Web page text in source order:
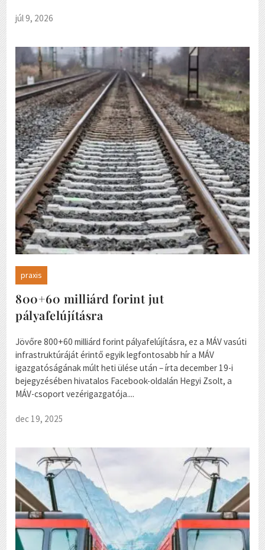
júl 9, 2026
praxis
800+60 milliárd forint jut
pályafelújításra
Jövőre 800+60 milliárd forint pályafelújításra, ez a MÁV vasúti
infrastruktúráját érintő egyik legfontosabb hír a MÁV
igazgatóságának múlt heti ülése után – írta december 19-i
bejegyzésében hivatalos Facebook-oldalán Hegyi Zsolt, a
MÁV-csoport vezérigazgatója....
dec 19, 2025